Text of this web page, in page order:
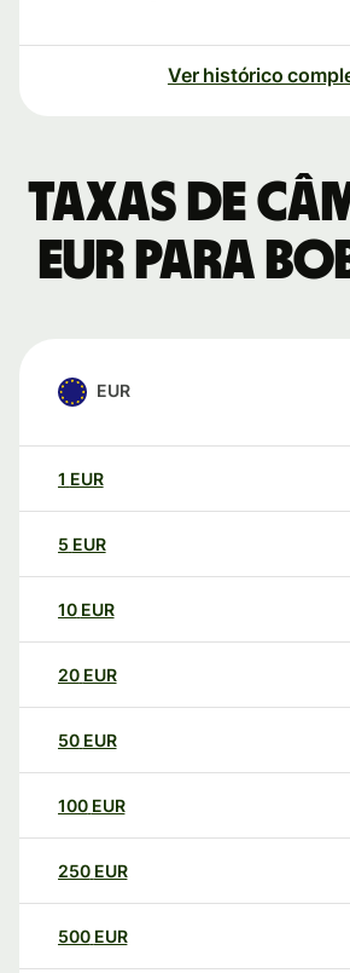
Ver histórico
Taxas de
EUR para
EUR
1 EUR
5 EUR
10 EUR
20 EUR
50 EUR
100 EUR
250 EUR
500 EUR